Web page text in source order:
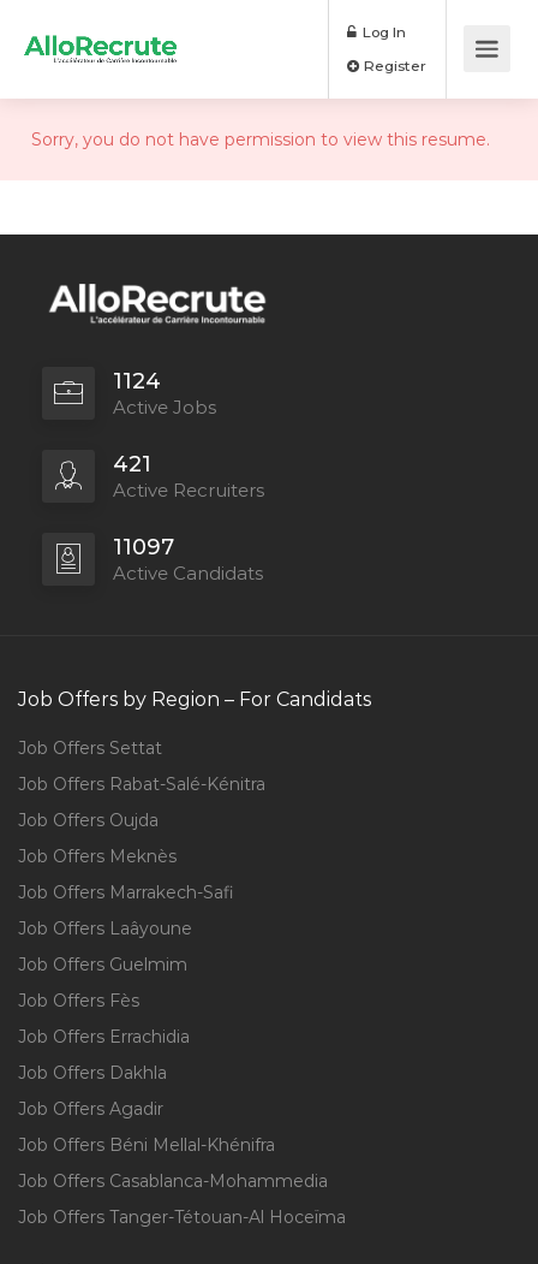
Log In
Sorry, you do not have permission to view this resume.
1124
Active Jobs
421
Active Recruiters
11097
Active Candidats
Job Offers by Region – For Candidats
Job Offers Settat
Job Offers Rabat-Salé-Kénitra
Job Offers Oujda
Job Offers Meknès
Job Offers Marrakech-Safi
Job Offers Laâyoune
Job Offers Guelmim
Job Offers Fès
Job Offers Errachidia
Job Offers Dakhla
Job Offers Agadir
Job Offers Béni Mellal-Khénifra
Job Offers Casablanca-Mohammedia
Job Offers Tanger-Tétouan-Al Hoceïma